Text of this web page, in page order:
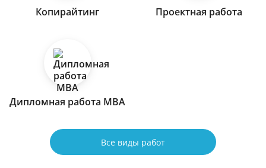
Копирайтинг Проектная работа
Дипломная работа МВА
Все виды работ